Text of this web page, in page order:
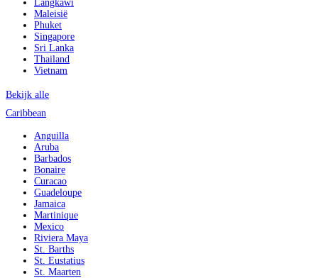
Langkawi
Maleisië
Phuket
Singapore
Sri Lanka
Thailand
Vietnam
Bekijk alle
Caribbean
Anguilla
Aruba
Barbados
Bonaire
Curacao
Guadeloupe
Jamaica
Martinique
Mexico
Riviera Maya
St. Barths
St. Eustatius
St. Maarten